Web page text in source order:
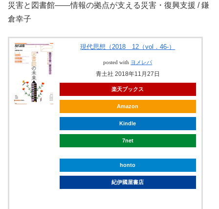
災害と図書館——情報の拠点が支える災害・復興支援 / 鎌
倉幸子
現代思想（2018 12（vol．46-）
posted with ヨメレバ
青土社 2018年11月27日
楽天ブックス
Amazon
Kindle
7net
honto
紀伊國屋書店